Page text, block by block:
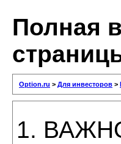
Полная
Option.ru > Для инвесторов >